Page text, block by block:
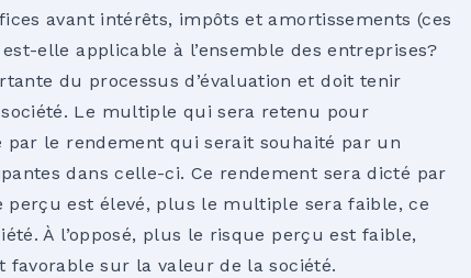
avant intérêts, impôts et amortissements (ces
elle applicable à l’ensemble des entreprises?
du processus d’évaluation et doit tenir
Le multiple qui sera retenu pour
par le rendement qui serait souhaité par un
dans celle-ci. Ce rendement sera dicté par
est élevé, plus le multiple sera faible, ce
À l’opposé, plus le risque perçu est faible,
sur la valeur de la société.